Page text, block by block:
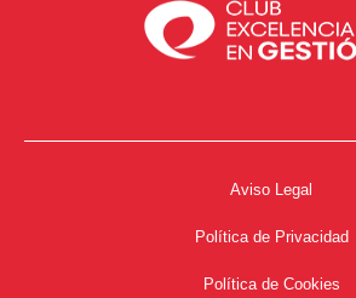
Aviso Legal
Política de Privacidad
Política de Cookies